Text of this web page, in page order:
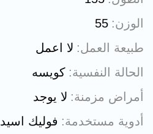
الوزن 55
طبيعة العمل لا اعمل
الحالة النفسية كويسه
أمراض مزمنة لا يوجد
أدوية مستخدمة
فوليك اسيد